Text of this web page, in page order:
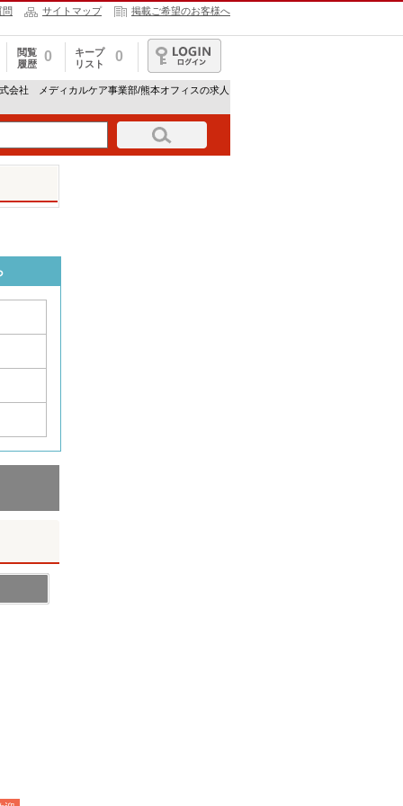
問 サイトマップ 掲載ご希望のお客様へ
閲覧
履歴
0
キープ
リスト
0
ログイン
会社 メディカルケア事業部/熊本オフィスの求人